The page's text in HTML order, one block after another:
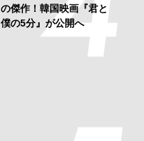
の傑作！韓国映画『君と
僕の5分』が公開へ